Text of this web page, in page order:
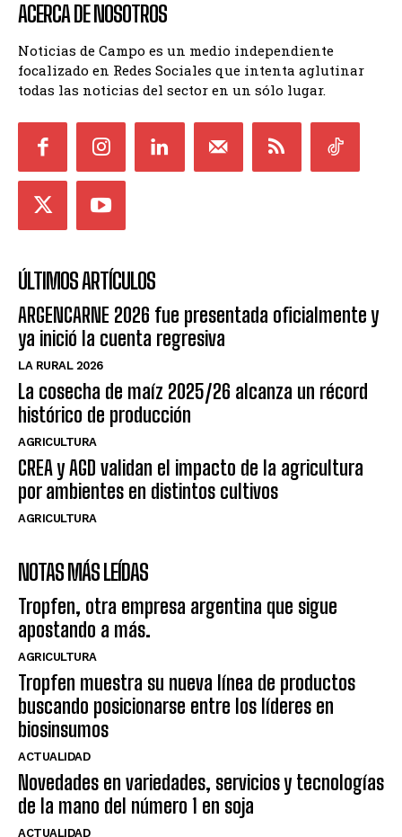
ACERCA DE NOSOTROS
Noticias de Campo es un medio independiente
focalizado en Redes Sociales que intenta aglutinar
todas las noticias del sector en un sólo lugar.
ÚLTIMOS ARTÍCULOS
ARGENCARNE 2026 fue presentada oficialmente y
ya inició la cuenta regresiva
LA RURAL 2026
La cosecha de maíz 2025/26 alcanza un récord
histórico de producción
AGRICULTURA
CREA y AGD validan el impacto de la agricultura
por ambientes en distintos cultivos
AGRICULTURA
NOTAS MÁS LEÍDAS
Tropfen, otra empresa argentina que sigue
apostando a más.
AGRICULTURA
Tropfen muestra su nueva línea de productos
buscando posicionarse entre los líderes en
biosinsumos
ACTUALIDAD
Novedades en variedades, servicios y tecnologías
de la mano del número 1 en soja
ACTUALIDAD